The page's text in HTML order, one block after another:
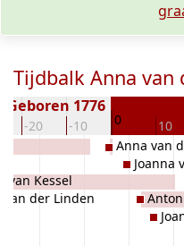
Tijdbalk Anna van
-20 -10 0 10
Geboren 1776
van Kessel
der Linden
Anna van
Joanna